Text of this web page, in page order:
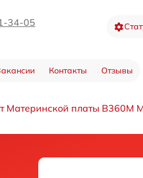
34-05
Контакты Отзывы
Материнской платы B360M